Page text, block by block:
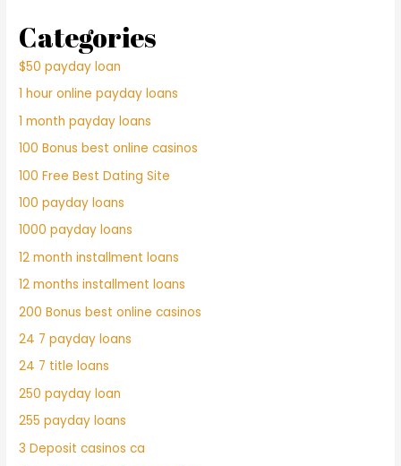
Categories
$50 payday loan
1 hour online payday loans
1 month payday loans
100 Bonus best online casinos
100 Free Best Dating Site
100 payday loans
1000 payday loans
12 month installment loans
12 months installment loans
200 Bonus best online casinos
24 7 payday loans
24 7 title loans
250 payday loan
255 payday loans
3 Deposit casinos ca